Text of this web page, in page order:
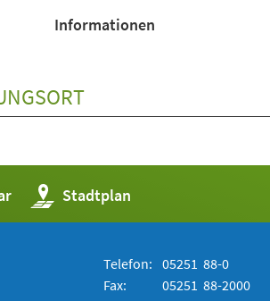
Informationen
Stadtplan
(Öffnet
in
einem
Telefon: 05251 88-0
Fax:
05251 88-2000